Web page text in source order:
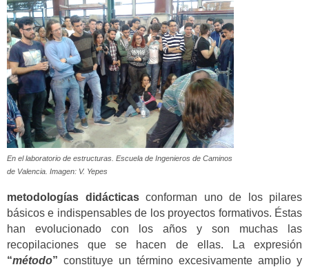
En el laboratorio de estructuras. Escuela de Ingenieros de Caminos
de Valencia. Imagen: V. Yepes
metodologías didácticasconforman uno de los pilares
básicos e indispensables de los proyectos formativos. Éstas
han evolucionado con los años y son muchas las
recopilaciones que se hacen de ellas. La expresión
“método” constituye un término excesivamente amplio y